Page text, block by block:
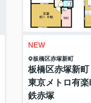
NEW
板橋区赤塚新町
板橋区赤塚新
東京メトロ有
鉄赤塚